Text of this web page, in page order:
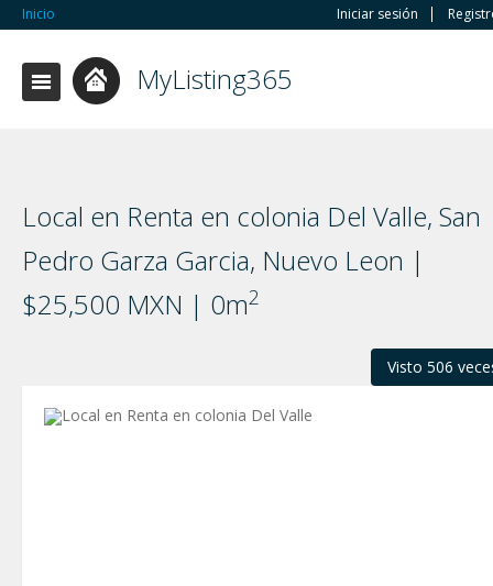
Inicio Iniciar sesión
MyListing365
Local en Renta en colonia Del Valle, San
Pedro Garza Garci­a, Nuevo Leon |
$25,500 MXN | 0m2
Visto 506